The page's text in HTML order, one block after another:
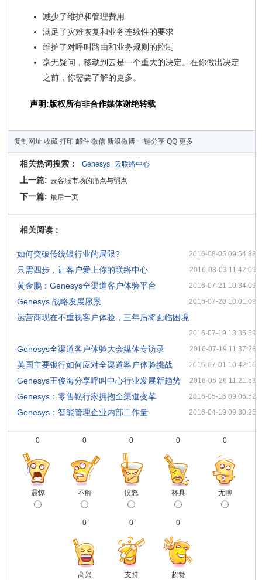
减少了维护和管理费用
满足了灾难恢复和业务连续性的要求
维护了对呼叫路由和业务规则的控制
毫无疑问，移动到云是一个重大的决定。在你做出决定
之前，你需要了解的更多。
声明:版权所有非合作媒体谢绝转载
复制网址 收藏 打印 邮件 微信 新浪微博 一键分享 QQ 更多
相关热词搜索： Genesys 云联络中心
上一篇: 云客服市场的痛点与弱点
下一篇: 最后一页
相关阅读：
·如何突破传统银行业的局限? 2016-08-05 09:54:38
·只需四步，让客户爱上你的联络中心 2016-08-03 11:42:09
·黄金鹏：Genesys全渠道客户体验平台 2016-07-21 10:34:09
·Genesys 战略发展愿景 2016-07-20 10:01:09
·运营商现在不重视客户体验，三年后将面临困境
2016-07-19 13:35:59
·Genesys全渠道客户体验大会媒体专访录 2016-07-19 11:37:28
·英国主要银行如何应对全渠道客户体验挑战 2016-07-01 10:42:16
·Genesys王俊海分享呼叫中心行业发展新趋势 2016-05-26 11:21:53
·Genesys：零售银行家拥抱全渠道变革 2016-05-16 09:06:52
·Genesys：智能管理企业内部工作量 2016-04-19 09:30:25
0
震惊
0
不解
0
愤怒
0
杯具
0
无聊
0
高兴
0
支持
0
超赞